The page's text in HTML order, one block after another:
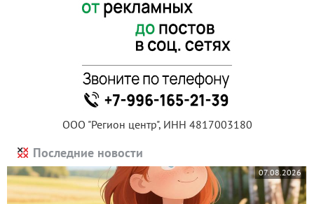
ООО "Регион центр", ИНН 4817003180
Последние новости
07.08.2026